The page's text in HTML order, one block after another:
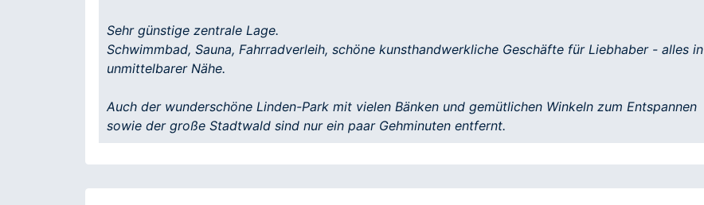
Sehr günstige zentrale Lage.
Schwimmbad, Sauna, Fahrradverleih, schöne kunsthandwerkliche Geschäfte für Liebhaber - alles in
unmittelbarer Nähe.
Auch der wunderschöne Linden-Park mit vielen Bänken und gemütlichen Winkeln zum Entspannen
sowie der große Stadtwald sind nur ein paar Gehminuten entfernt.